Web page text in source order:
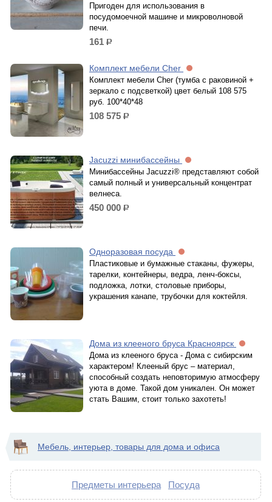
Пригоден для использования в
посудомоечной машине и микроволновой
печи.
161 р.
Комплект мебели Cher
Комплект мебели Cher (тумба с раковиной +
зеркало с подсветкой) цвет белый 108 575
руб. 100*40*48
108 575 р.
Jacuzzi минибассейны
Минибассейны Jacuzzi® представляют собой
самый полный и универсальный концентрат
велнеса.
450 000 р.
Одноразовая посуда
Пластиковые и бумажные стаканы, фужеры,
тарелки, контейнеры, ведра, ленч-боксы,
подложка, лотки, столовые приборы,
украшения канапе, трубочки для коктейля.
Дома из клееного бруса Красноярск
Дома из клееного бруса - Дома с сибирским
характером! Клееный брус – материал,
способный создать неповторимую атмосферу
уюта в доме. Такой дом уникален. Он может
стать Вашим, стоит только захотеть!
Мебель, интерьер, товары для дома и офиса
Предметы интерьера Посуда